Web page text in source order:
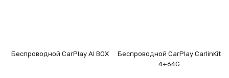
Беспроводной CarPlay AI BOX
Беспроводной CarPlay CarlinKit
4+64G